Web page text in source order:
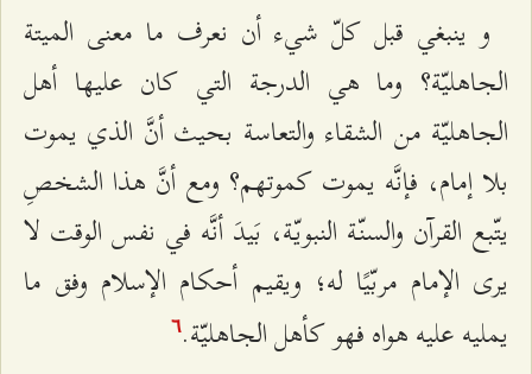
و ينبغي قبل كلّ شي‌ء أن نعرف ما معنى الميتة
الجاهليّة؟ وما هي الدرجة التي كان عليها أهل
الجاهليّة من الشقاء والتعاسة بحيث أنَّ الذي يموت
بلا إمام، فإنَّه يموت كموتهم؟ ومع أنَّ هذا الشخصِ
يتّبع القرآن والسنّة النبويّة، بَيدَ أنَّه في نفس الوقت لا
يرى الإمام مربّيًا له؛ ويقيم أحكام الإسلام وفق ما
يمليه عليه هواه فهو كأهل الجاهليّة.٦